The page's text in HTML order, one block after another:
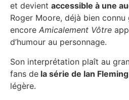
et devient accessible à une
Roger Moore, déjà bien connu
encore Amicalement Vôtre
d’humour au personnage.
Son interprétation plaît au
fans de la série de Ian Fleming
légère.